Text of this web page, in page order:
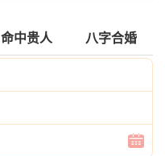
命中贵人 八字合婚